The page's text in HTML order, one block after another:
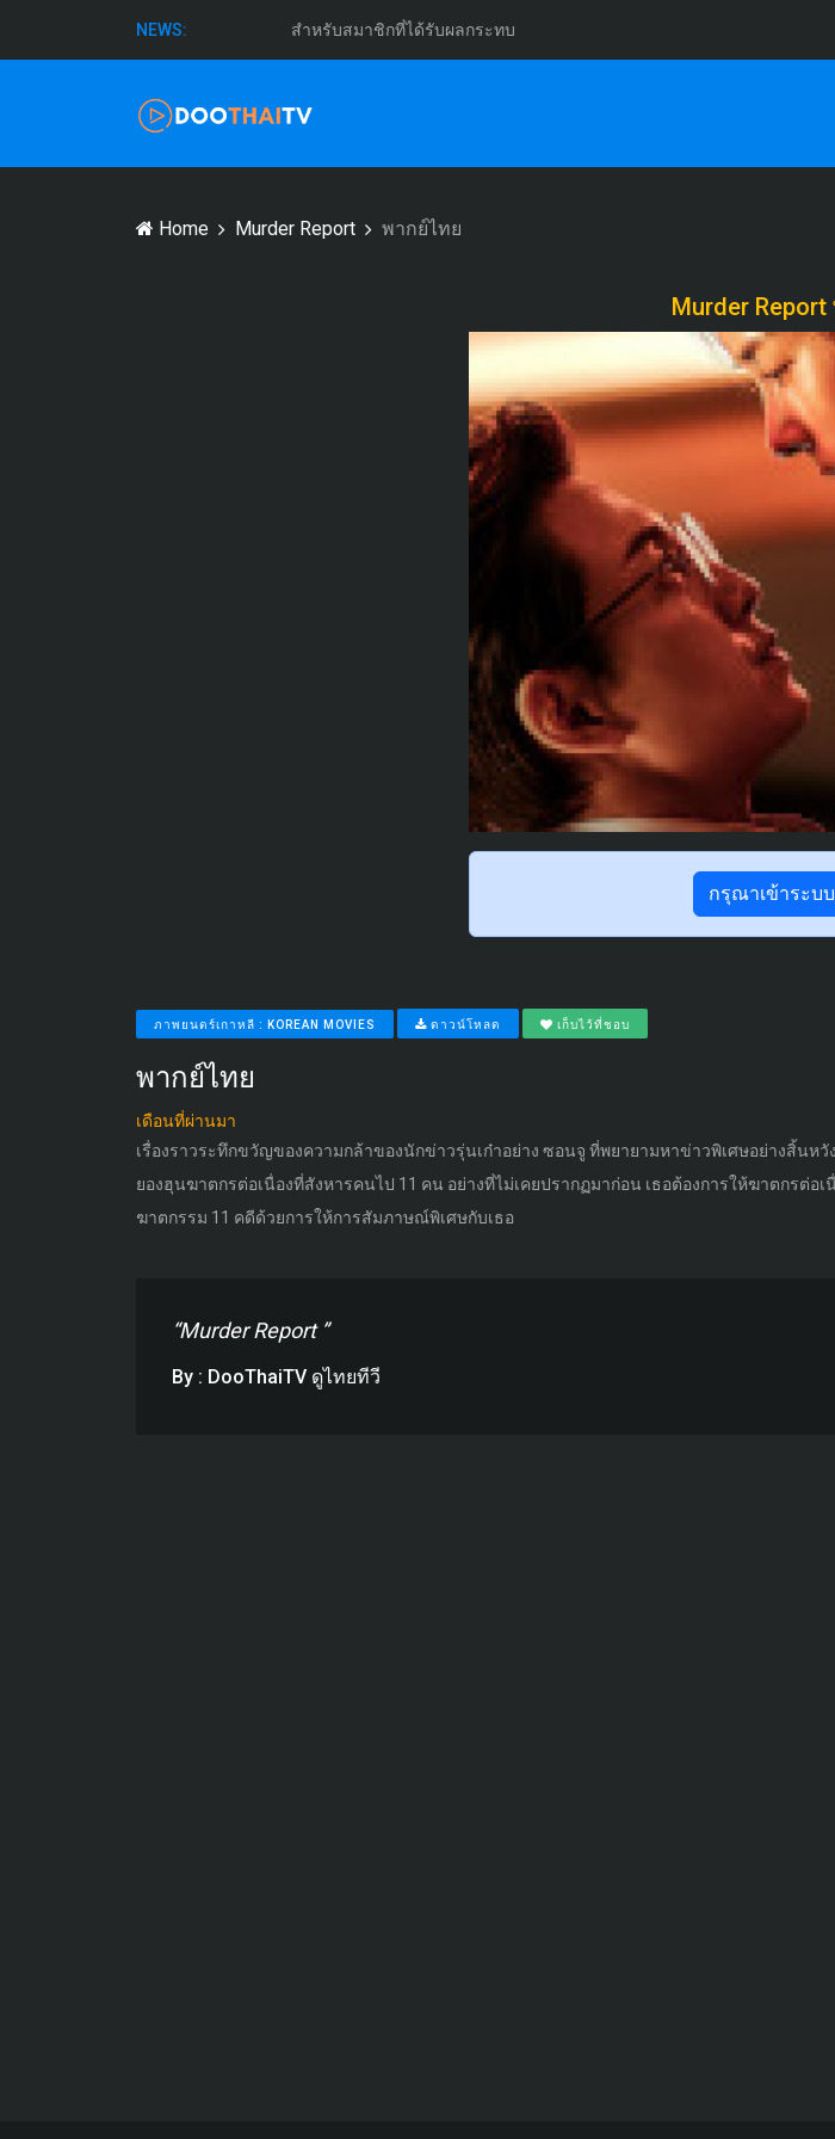
NEWS: สำหรับสมาชิกที่ได้รับผลกระทบ
Home Murder Report พากย์ไทย
Murder
กรุณาเข้าระบ
ภาพยนตร์เกาหลี : KOREAN MOVIES ดาวน์โหลด เก็บไว้ที่ชอบ
พากย์ไทย
เดือนที่ผ่านมา
เรื่องราวระทึกขวัญของความกล้าของนักข่าวรุ่นเก๋าอย่าง ซอนจู ที่พยายามหาข่าวพิเศษอย่างสิ้นหวั
ยองฮุนฆาตกรต่อเนื่องที่สังหารคนไป 11 คน อย่างที่ไม่เคยปรากฏมาก่อน เธอต้องการให้ฆาตกรต่อ
ฆาตกรรม 11 คดีด้วยการให้การสัมภาษณ์พิเศษกับเธอ
“Murder Report ”
By : DooThaiTV ดูไทยทีวี